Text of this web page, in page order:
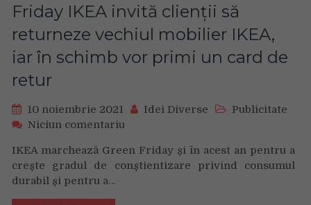
Friday IKEA invită clienții să
returneze vechiul mobilier IKEA,
iar în schimb vor primi un card de
retur
10 noiembrie 2021 Idei Diverse
Publicitate
Niciun comentariu
România
sărbătorește
IKEA marchează Green Friday și în acest an pentru a
crește gradul de conștientizare privind consumul
durabil și pentru a…